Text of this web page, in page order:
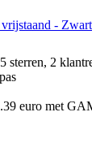
- Zwart
sterren, 2
euro met